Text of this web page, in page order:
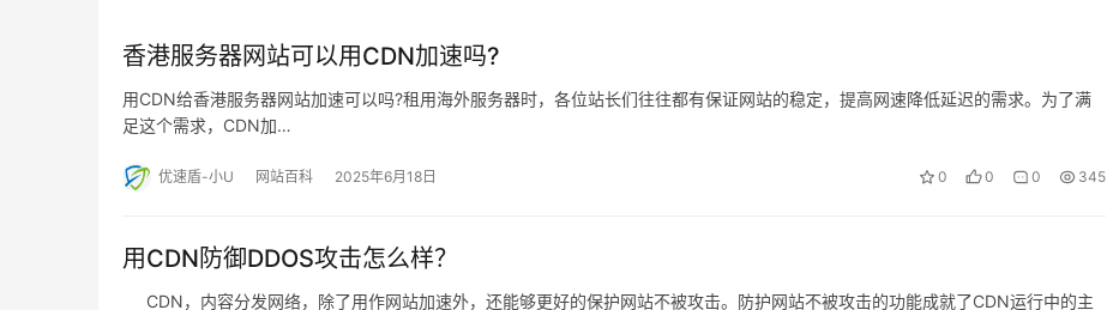
香港服务器网站可以用CDN加速吗?
用CDN给香港服务器网站加速可以吗?租用海外服务器时，各位站长们往往都有保证网站的稳定，提高网速降低延迟的需求。为了满
足这个需求，CDN加…
优速盾-小U 网站百科 2025年6月18日 0 0 0 345
用CDN防御DDOS攻击怎么样？
CDN，内容分发网络，除了用作网站加速外，还能够更好的保护网站不被攻击。防护网站不被攻击的功能成就了CDN运行中的主